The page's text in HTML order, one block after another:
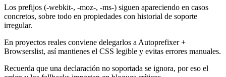
Los prefijos (-webkit-, -moz-, -ms-) siguen apareciendo en casos
concretos, sobre todo en propiedades con historial de soporte
irregular.
En proyectos reales conviene delegarlos a Autoprefixer +
Browserslist, así mantienes el CSS legible y evitas errores manuales.
Recuerda que una declaración no soportada se ignora, por eso el